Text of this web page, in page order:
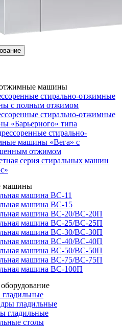
машины
стирально-отжимные
с полным отжимом
стирально-отжимные
«Барьерного» типа
стирально-
машины «Вега» с
отжимом
серия стиральных машин
машины
машина ВС-11
машина ВС-15
машина ВС-20/ВС-20П
машина ВС-25/ВС-25П
машина ВС-30/ВС-30П
машина ВС-40/ВС-40П
машина ВС-50/ВС-50П
машина ВС-75/ВС-75П
машина ВС-100П
гладильные
гладильные
гладильные
столы